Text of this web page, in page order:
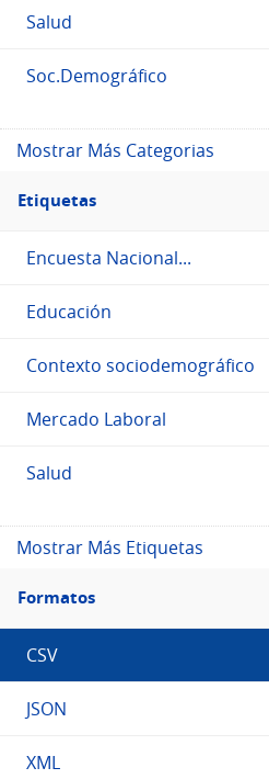
Salud
Soc.Demográfico
Mostrar Más Categorias
Filtro
Etiquetas
Etiquetas
Encuesta Nacional...
Educación
Contexto sociodemográfico
Mercado Laboral
Salud
Mostrar Más Etiquetas
Filtro
Formatos
Formatos
CSV
JSON
XML